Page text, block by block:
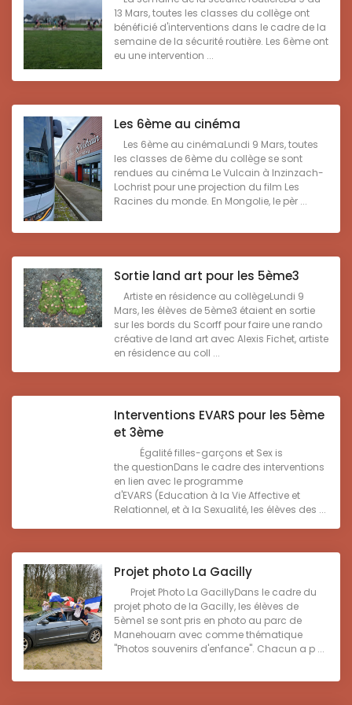
13 Mars, toutes les classes du collège ont
bénéficié d'interventions dans le cadre de la
semaine de la sécurité routière. Les 6ème ont
eu une intervention ...
Les 6ème au cinéma
Les 6ème au cinémaLundi 9 Mars, toutes
les classes de 6ème du collège se sont
rendues au cinéma Le Vulcain à Inzinzach-
Lochrist pour une projection du film Les
Racines du monde. En Mongolie, le pèr ...
Sortie land art pour les 5ème3
Artiste en résidence au collègeLundi 9
Mars, les élèves de 5ème3 étaient en sortie
sur les bords du Scorff pour faire une rando
créative de land art avec Alexis Fichet, artiste
en résidence au coll ...
Interventions EVARS pour les 5ème
et 3ème
Égalité filles-garçons et Sex is
the questionDans le cadre des interventions
en lien avec le programme
d'EVARS (Education à la Vie Affective et
Relationnel, et à la Sexualité, les élèves des ...
Projet photo La Gacilly
Projet Photo La GacillyDans le cadre du
projet photo de la Gacilly, les élèves de
5ème1 se sont pris en photo au parc de
Manehouarn avec comme thématique
"Photos souvenirs d'enfance". Chacun a p ...